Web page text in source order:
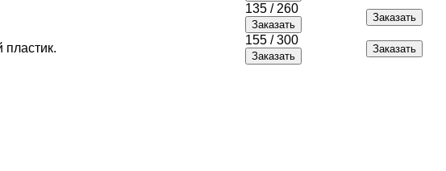
135 / 260
пластик.
155 / 300